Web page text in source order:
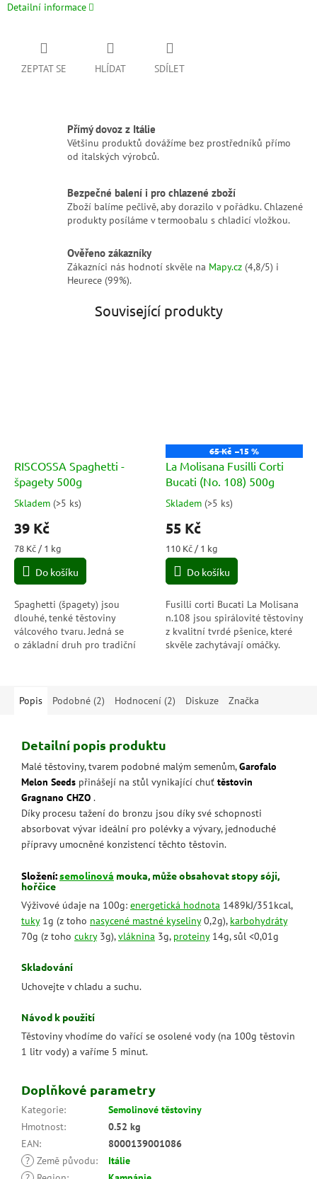
Detailní informace
ZEPTAT SE HLÍDAT SDÍLET
Přímý dovoz z Itálie
Většinu produktů dovážíme bez prostředníků přímo
od italských výrobců.
Bezpečné balení i pro chlazené zboží
Zboží balíme pečlivě, aby dorazilo v pořádku. Chlazené
produkty posíláme v termoobalu s chladicí vložkou.
Ověřeno zákazníky
Zákazníci nás hodnotí skvěle na Mapy.cz (4,8/5) i
Heurece (99%).
Související produkty
RISCOSSA Spaghetti -
špagety 500g
Průměrné
hodnocení
produktu
je
5,0
5
hvězdiček.
Skladem (>5 ks)
39 Kč
Měrná
cena:
78 Kč / 1 kg
Do košíku
Spaghetti (špagety) jsou
dlouhé, tenké těstoviny
válcového tvaru. Jedná se
o základní druh pro tradiční
65 Kč –15 %
La Molisana Fusilli Corti
Bucati (No. 108) 500g
Průměrné
hodnocení
produktu
je
5,0
5
hvězdiček.
Skladem (>5 ks)
55 Kč
Měrná
cena:
110 Kč / 1 kg
Do košíku
Fusilli corti Bucati La Molisana
n.108 jsou spirálovité těstoviny
z kvalitní tvrdé pšenice, které
skvěle zachytávají omáčky.
Popis Podobné (2) Hodnocení (2) Diskuze Značka
Detailní popis produktu
Malé těstoviny, tvarem podobné malým semenům,Garofalo
Melon Seeds přinášejí na stůl vynikající chuť těstovin
Gragnano CHZO .
Díky procesu tažení do bronzu jsou díky své schopnosti
absorbovat vývar ideální pro polévky a vývary, jednoduché
přípravy umocněné konzistencí těchto těstovin.
Složení:semolinová mouka, může obsahovat stopy sóji,
hořčice
Výživové údaje na 100g: energetická hodnota 1489kJ/351kcal,
tuky1g (z toho nasycené mastné kyseliny0,2g), karbohydráty
70g (z toho cukry3g),vláknina 3g, proteiny14g, sůl <0,01g
Skladování
Uchovejte v chladu a suchu.
Návod k použití
Těstoviny vhodíme do vařící se osolené vody (na 100g těstovin
1 litr vody) a vaříme 5 minut.
Doplňkové parametry
Kategorie:
Semolinové těstoviny
Hmotnost:
0.52 kg
EAN:
8000139001086
? Země původu:
Itálie